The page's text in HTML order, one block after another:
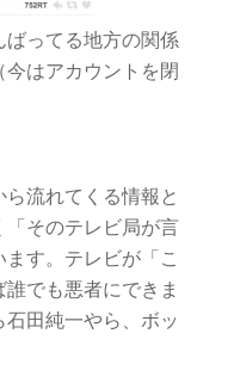
ってる地方の関係
はアカウントを閉
流れてくる情報と
そのテレビ局が言
す。テレビが「こ
でも悪者にできま
田純一やら、ボッ